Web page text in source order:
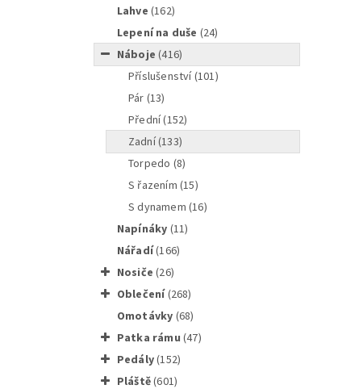
lahve(162)
lepení na duše (24)
náboje(416)
příslušenství(101)
pár (13)
přední(152)
zadní(133)
Torpedo (8)
S řazením (15)
S dynamem (16)
napínáky (11)
nářadí(166)
nosiče(26)
oblečení(268)
omotávky (68)
patka rámu(47)
pedály(152)
pláště(601)